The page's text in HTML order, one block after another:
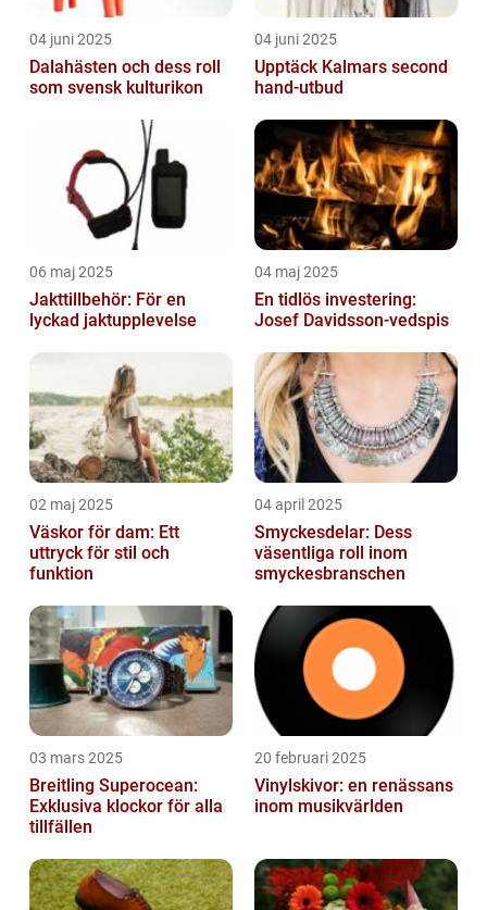
04 juni 2025
Dalahästen och dess roll
som svensk kulturikon
04 juni 2025
Upptäck Kalmars second
hand-utbud
06 maj 2025
Jakttillbehör: För en
lyckad jaktupplevelse
04 maj 2025
En tidlös investering:
Josef Davidsson-vedspis
02 maj 2025
Väskor för dam: Ett
uttryck för stil och
funktion
04 april 2025
Smyckesdelar: Dess
väsentliga roll inom
smyckesbranschen
03 mars 2025
Breitling Superocean:
Exklusiva klockor för alla
tillfällen
20 februari 2025
Vinylskivor: en renässans
inom musikvärlden